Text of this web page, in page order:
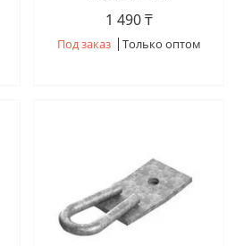
1 490 ₸
Под заказ Только оптом